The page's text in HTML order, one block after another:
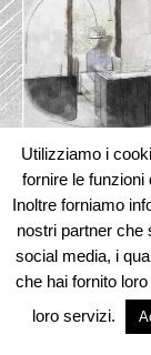
GDPR Privacy
© 2026 Canziani Fabio
Utilizziamo i
fornire le funzioni
Inoltre forniamo
nostri partner che
social media, i
che hai fornito
loro servizi.